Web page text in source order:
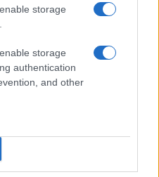
storage
storage
authentication
and other
obiettivi green nella tua